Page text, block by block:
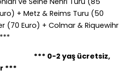
+ Metz & Reims Turu (50
(70 Euro) + Colmar & Riquewihr
*** 0-2 yaş ücretsiz,
***